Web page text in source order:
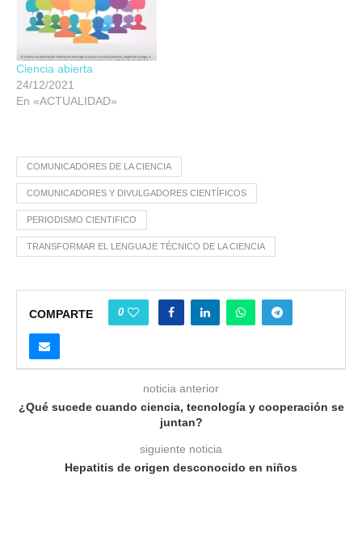
Ciencia abierta
24/12/2021
En «ACTUALIDAD»
COMUNICADORES DE LA CIENCIA
COMUNICADORES Y DIVULGADORES CIENTÍFICOS
PERIODISMO CIENTIFICO
TRANSFORMAR EL LENGUAJE TÉCNICO DE LA CIENCIA
COMPARTE 0
noticia anterior
¿Qué sucede cuando ciencia, tecnología y cooperación se
juntan?
siguiente noticia
Hepatitis de origen desconocido en niños